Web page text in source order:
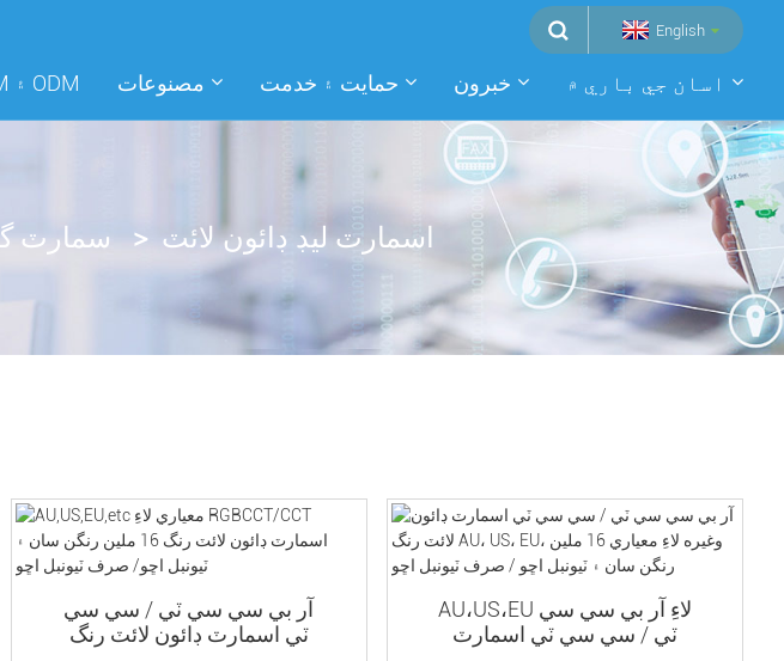
English
OEM ۽ ODM مصنوعات حمايت ۽ خدمت خبرون اسان جي باري ۾
سمارٽ اسمارٽ ليڊ ڊائون لائٽ
آر بي سي سي ٽي / سي سي
ٽي اسمارٽ ڊائون لائٽ رنگ
AU،US،EU لاءِ آر بي سي سي
ٽي / سي سي ٽي اسمارٽ